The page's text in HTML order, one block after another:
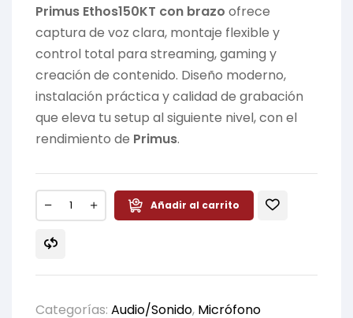
Primus Ethos150KT con brazo ofrece
captura de voz clara, montaje flexible y
control total para streaming, gaming y
creación de contenido. Diseño moderno,
instalación práctica y calidad de grabación
que eleva tu setup al siguiente nivel, con el
rendimiento de Primus.
Añadir al carrito
Categorías: Audio/Sonido, Micrófono